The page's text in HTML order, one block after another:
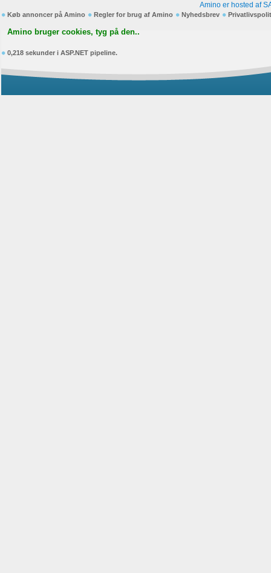
Amino er hosted af
Køb annoncer på Amino Regler for brug af Amino Nyhedsbrev
Amino bruger cookies, tyg på den..
0,218 sekunder i ASP.NET pipeline.